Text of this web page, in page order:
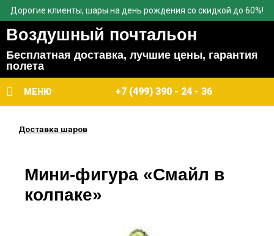
Дорогие клиенты, шары на день рождения со скидкой до 60%!
Воздушный почтальон
Бесплатная доставка, лучшие цены, гарантия
полета
МЕНЮ +7 (499) 390 - 24 - 36
Доставка шаров
Мини-фигура «Смайл в
колпаке»